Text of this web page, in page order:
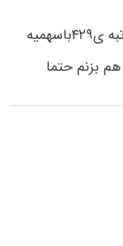
مشاور عزیزمیشه جواب سوال منم بدید من با رتبه ی۴۲۹باسهمیه